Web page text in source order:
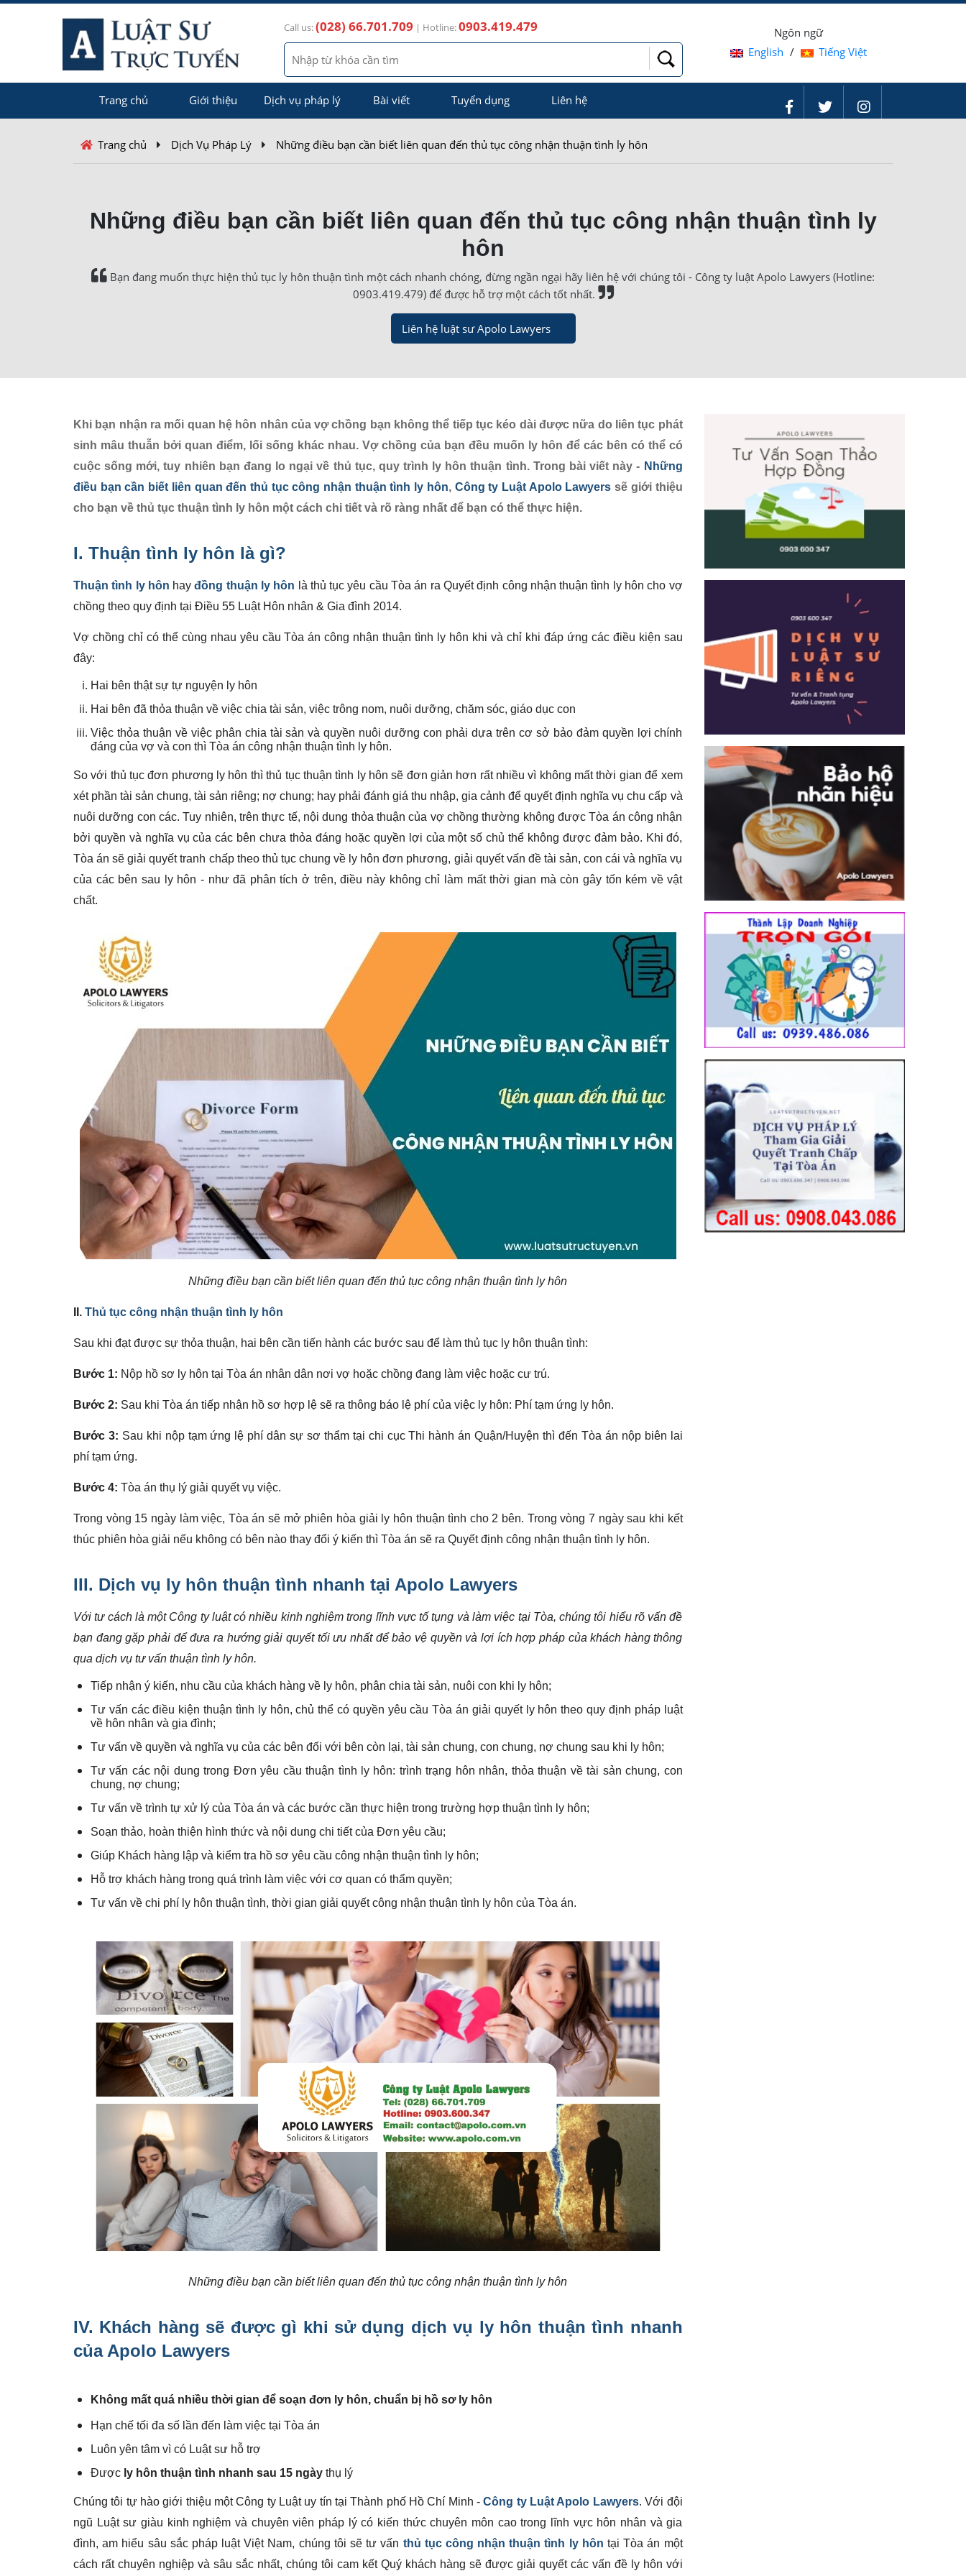
Call us:(028) 66.701.709 | Hotline:0903.419.479
Ngôn ngữ
English / Tiếng Việt
Trang chủ Giới thiệu Dịch vụ pháp lý Bài viết Tuyển dụng Liên hệ
Trang chủ Dịch Vụ Pháp Lý Những điều bạn cần biết liên quan đến thủ tục công nhận thuận tình ly hôn
Những điều bạn cần biết liên quan đến thủ tục công nhận thuận tình ly
hôn
Bạn đang muốn thực hiện thủ tục ly hôn thuận tình một cách nhanh chóng, đừng ngần ngại hãy liên hệ với chúng tôi - Công ty luật Apolo Lawyers (Hotline:
0903.419.479) để được hỗ trợ một cách tốt nhất.
Liên hệ luật sư Apolo Lawyers
Khi bạn nhận ra mối quan hệ hôn nhân của vợ chồng bạn không thể tiếp tục kéo dài được nữa do liên tục phát
sinh mâu thuẫn bởi quan điểm, lối sống khác nhau. Vợ chồng của bạn đều muốn ly hôn để các bên có thể có
cuộc sống mới, tuy nhiên bạn đang lo ngại về thủ tục, quy trình ly hôn thuận tình. Trong bài viết này - Những
điều bạn cần biết liên quan đến thủ tục công nhận thuận tình ly hôn, Công ty Luật Apolo Lawyers sẽ giới thiệu
cho bạn về thủ tục thuận tình ly hôn một cách chi tiết và rõ ràng nhất để bạn có thể thực hiện.
I. Thuận tình ly hôn là gì?
Thuận tình ly hôn hayđồng thuận ly hôn là thủ tục yêu cầu Tòa án ra Quyết định công nhận thuận tình ly hôn cho vợ
chồng theo quy định tại Điều 55 Luật Hôn nhân & Gia đình 2014.
Vợ chồng chỉ có thể cùng nhau yêu cầu Tòa án công nhận thuận tình ly hôn khi và chỉ khi đáp ứng các điều kiện sau
đây:
Hai bên thật sự tự nguyện ly hôn
Hai bên đã thỏa thuận về việc chia tài sản, việc trông nom, nuôi dưỡng, chăm sóc, giáo dục con
Việc thỏa thuận về việc phân chia tài sản và quyền nuôi dưỡng con phải dựa trên cơ sở bảo đảm quyền lợi chính
đáng của vợ và con thì Tòa án công nhận thuận tình ly hôn.
So với thủ tục đơn phương ly hôn thì thủ tục thuận tình ly hôn sẽ đơn giản hơn rất nhiều vì không mất thời gian để xem
xét phần tài sản chung, tài sản riêng; nợ chung; hay phải đánh giá thu nhập, gia cảnh để quyết định nghĩa vụ chu cấp và
nuôi dưỡng con các. Tuy nhiên, trên thực tế, nội dung thỏa thuận của vợ chồng thường không được Tòa án công nhận
bởi quyền và nghĩa vụ của các bên chưa thỏa đáng hoặc quyền lợi của một số chủ thể không được đảm bảo. Khi đó,
Tòa án sẽ giải quyết tranh chấp theo thủ tục chung về ly hôn đơn phương, giải quyết vấn đề tài sản, con cái và nghĩa vụ
của các bên sau ly hôn - như đã phân tích ở trên, điều này không chỉ làm mất thời gian mà còn gây tốn kém về vật
chất.
Những điều bạn cần biết liên quan đến thủ tục công nhận thuận tình ly hôn
II. Thủ tục công nhận thuận tình ly hôn
Sau khi đạt được sự thỏa thuận, hai bên cần tiến hành các bước sau để làm thủ tục ly hôn thuận tình:
Bước 1: Nộp hồ sơ ly hôn tại Tòa án nhân dân nơi vợ hoặc chồng đang làm việc hoặc cư trú.
Bước 2: Sau khi Tòa án tiếp nhận hồ sơ hợp lệ sẽ ra thông báo lệ phí của việc ly hôn: Phí tạm ứng ly hôn.
Bước 3: Sau khi nộp tạm ứng lệ phí dân sự sơ thẩm tại chi cục Thi hành án Quận/Huyện thì đến Tòa án nộp biên lai
phí tạm ứng.
Bước 4: Tòa án thụ lý giải quyết vụ việc.
Trong vòng 15 ngày làm việc, Tòa án sẽ mở phiên hòa giải ly hôn thuận tình cho 2 bên. Trong vòng 7 ngày sau khi kết
thúc phiên hòa giải nếu không có bên nào thay đổi ý kiến thì Tòa án sẽ ra Quyết định công nhận thuận tình ly hôn.
III. Dịch vụ ly hôn thuận tình nhanh tại Apolo Lawyers
Với tư cách là một Công ty luật có nhiều kinh nghiệm trong lĩnh vực tố tụng và làm việc tại Tòa, chúng tôi hiểu rõ vấn đề
bạn đang gặp phải để đưa ra hướng giải quyết tối ưu nhất để bảo vệ quyền và lợi ích hợp pháp của khách hàng thông
qua dịch vụ tư vấn thuận tình ly hôn.
Tiếp nhận ý kiến, nhu cầu của khách hàng về ly hôn, phân chia tài sản, nuôi con khi ly hôn;
Tư vấn các điều kiện thuận tình ly hôn, chủ thể có quyền yêu cầu Tòa án giải quyết ly hôn theo quy định pháp luật
về hôn nhân và gia đình;
Tư vấn về quyền và nghĩa vụ của các bên đối với bên còn lại, tài sản chung, con chung, nợ chung sau khi ly hôn;
Tư vấn các nội dung trong Đơn yêu cầu thuận tình ly hôn: trình trạng hôn nhân, thỏa thuận về tài sản chung, con
chung, nợ chung;
Tư vấn về trình tự xử lý của Tòa án và các bước cần thực hiện trong trường hợp thuận tình ly hôn;
Soạn thảo, hoàn thiện hình thức và nội dung chi tiết của Đơn yêu cầu;
Giúp Khách hàng lập và kiểm tra hồ sơ yêu cầu công nhận thuận tình ly hôn;
Hỗ trợ khách hàng trong quá trình làm việc với cơ quan có thẩm quyền;
Tư vấn về chi phí ly hôn thuận tình, thời gian giải quyết công nhận thuận tình ly hôn của Tòa án.
Những điều bạn cần biết liên quan đến thủ tục công nhận thuận tình ly hôn
IV. Khách hàng sẽ được gì khi sử dụng dịch vụ ly hôn thuận tình nhanh
của Apolo Lawyers
Không mất quá nhiều thời gian để soạn đơn ly hôn, chuẩn bị hồ sơ ly hôn
Hạn chế tối đa số lần đến làm việc tại Tòa án
Luôn yên tâm vì có Luật sư hỗ trợ
Được ly hôn thuận tình nhanh sau 15 ngày thụ lý
Chúng tôi tự hào giới thiệu một Công ty Luật uy tín tại Thành phố Hồ Chí Minh -Công ty Luật Apolo Lawyers. Với đội
ngũ Luật sư giàu kinh nghiệm và chuyên viên pháp lý có kiến thức chuyên môn cao trong lĩnh vực hôn nhân và gia
đình, am hiểu sâu sắc pháp luật Việt Nam, chúng tôi sẽ tư vấn thủ tục công nhận thuận tình ly hôn tại Tòa án một
cách rất chuyên nghiệp và sâu sắc nhất, chúng tôi cam kết Quý khách hàng sẽ được giải quyết các vấn đề ly hôn với